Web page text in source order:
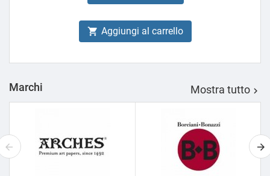
 Aggiungi al carrello
Marchi Mostra tutto 